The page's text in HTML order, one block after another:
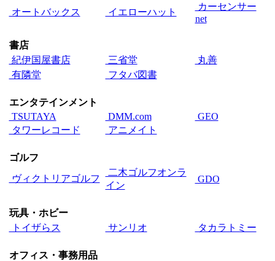
オートバックス
イエローハット
カーセンサー
net
書店
紀伊国屋書店
三省堂
丸善
有隣堂
フタバ図書
エンタテインメント
TSUTAYA
DMM.com
GEO
タワーレコード
アニメイト
ゴルフ
ヴィクトリアゴルフ
二木ゴルフオンラ
イン
GDO
玩具・ホビー
トイザらス
サンリオ タカラトミー
オフィス・事務用品